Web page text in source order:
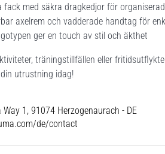
fack med säkra dragkedjor för
axelrem och vadderade handtag för
ger en touch av stil och äkthet
träningstillfällen eller
utrustning idag!
Way 1, 91074 Herzogenaurach - DE
de/contact